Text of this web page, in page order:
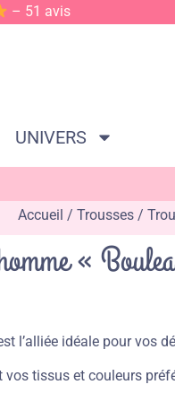
– 51 avis
UNIVERS
Accueil / Trousses /
«
l’alliée idéale pour vos
tissus et couleurs